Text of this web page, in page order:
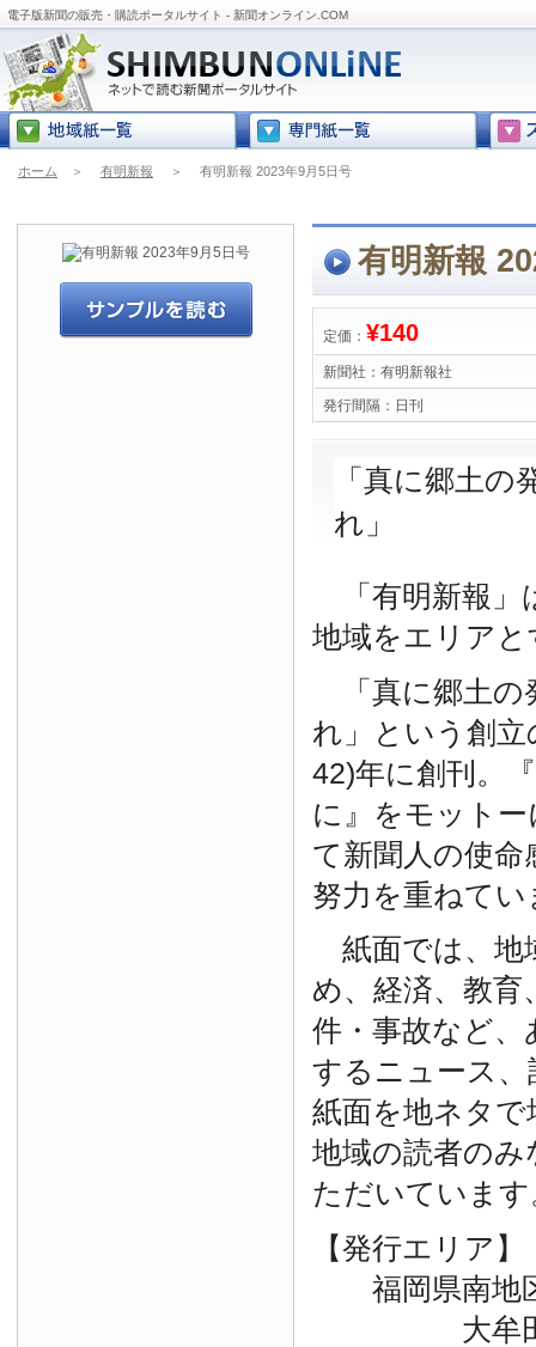
電子版新聞の販売・購読ポータルサイト - 新聞オンライン.COM
ホーム ＞ 有明新報 ＞ 有明新報 2023年9月5日号
有明新報
定価： ¥140
新聞社： 有明新報社
発行間隔： 日刊
「真に郷土の
れ」
「有明新報」
地域をエリア
「真に郷土の
れ」という創
42)年に創刊。
に』をモット
て新聞人の使命
努力を重ねてい
紙面では、地
め、経済、教育
件・事故など
するニュース
紙面を地ネタ
地域の読者の
ただいています
【発行エリア】
福岡県南地
大牟田市